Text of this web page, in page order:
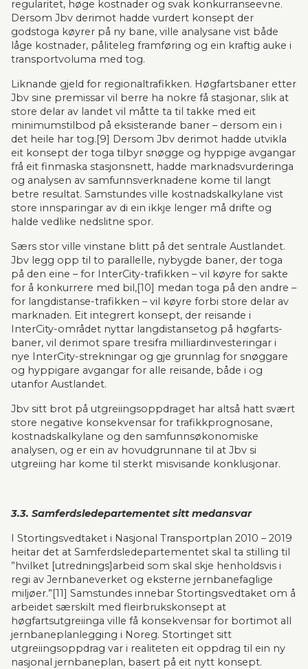
regularitet, høge kostnader og svak konkurranseevne.
Dersom Jbv derimot hadde vurdert konsept der
godstoga køyrer på ny bane, ville analysane vist både
låge kostnader, påliteleg framføring og ein kraftig auke i
transportvoluma med tog.
Liknande gjeld for regionaltrafikken. Høgfartsbaner etter
Jbv sine premissar vil berre ha nokre få sta­sjonar, slik at
store delar av landet vil måtte ta til takke med eit
minimumstilbod på eksis­te­rande baner – dersom ein i
det heile har tog.[9] Dersom Jbv derimot hadde utvikla
eit konsept der toga tilbyr snøgge og hyppige avgangar
frå eit finmaska stasjonsnett, hadde marknadsvurde­ringa
og analysen av samfunns­verknadene kome til langt
betre resultat. Samstundes ville kost­nads­kalkylane vist
store innsparingar av di ein ikkje lenger må drifte og
halde vedlike nedslitne spor.
Særs stor ville vinstane blitt på det sentrale Austlandet.
Jbv legg opp til to parallelle, nybygde baner, der toga
på den eine – for InterCity-trafikken – vil køyre for sakte
for å konkurrere med bil,[10] medan toga på den andre –
for langdistanse-trafikken – vil køyre forbi store delar av
mark­naden. Eit integrert konsept, der reisande i
InterCity-området nyttar langdistansetog på høgfarts­
baner, vil derimot spare tresifra milliardinvesteringar i
nye InterCity-strekningar og gje grunnlag for snøggare
og hyppigare avgangar for alle reisande, både i og
utanfor Austlandet.
Jbv sitt brot på utgreiingsoppdraget har altså hatt svært
store negative konsekvensar for trafikk­prognosane,
kostnadskalkylane og den samfunnsøkonomiske
analysen, og er ein av hovudgrun­nane til at Jbv si
utgreiing har kome til sterkt misvisande konklusjonar.
3.3. Samferdsledepartementet sitt medansvar
I Stortingsvedtaket i Nasjonal Transportplan 2010 – 2019
heitar det at Samferdsledepartementet skal ta stilling til
”hvilket [utrednings]arbeid som skal skje henholdsvis i
regi av Jernbaneverket og eks­terne jernbanefaglige
miljøer.”[11] Samstundes innebar Stortingsvedtaket om å
arbeidet særskilt med fleirbrukskonsept at
høgfartsutgreiinga ville få konsekvensar for bortimot all
jernbaneplan­legging i Noreg. Stortinget sitt
utgreiingsoppdrag var i realiteten eit oppdrag til ein ny
nasjonal jernbane­plan, basert på eit nytt konsept.